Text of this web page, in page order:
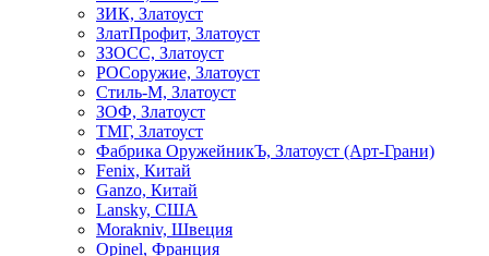
ЗИК, Златоуст
ЗлатПрофит, Златоуст
ЗЗОСС, Златоуст
РОСоружие, Златоуст
Стиль-М, Златоуст
ЗОФ, Златоуст
ТМГ, Златоуст
Фабрика ОружейникЪ, Златоуст (Арт-Грани)
Fenix, Китай
Ganzo, Китай
Lansky, США
Morakniv, Швеция
Opinel, Франция